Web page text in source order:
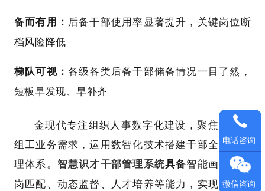
备而有用： 后备干部使用率显著提升，关键岗位断
档风险降低
梯队可视： 各级各类后备干部储备情况一目了然，
短板早发现、早补齐
金现代专注组织人事数字化建设，聚焦央国企
组工业务需求，运用数智化技术搭建干部全周期管
理体系。 智慧识才干部管理系统具备智能画像、人
岗匹配、动态监督、
人才培养等能力，实现干部与
电话咨询
微信咨询